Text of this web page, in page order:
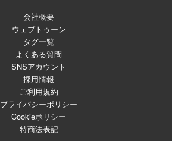
会社概要
ウェブトゥーン
タグ一覧
よくある質問
SNSアカウント
採用情報
ご利用規約
プライバシーポリシー
Cookieポリシー
特商法表記